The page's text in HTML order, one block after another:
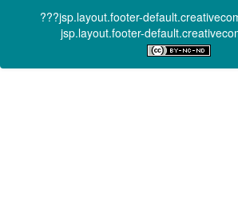
???jsp.layout.footer-
jsp.layout.footer-